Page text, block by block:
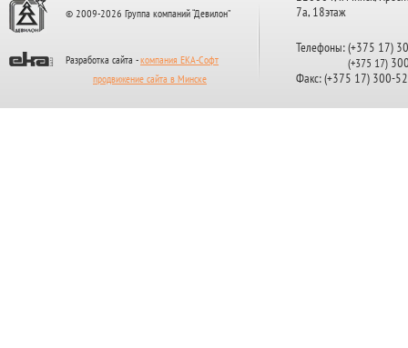
© 2009-2026 Группа компаний “Девилон”
Разработка сайта - компания ЕКА-Софт
продвижение сайта в Минске
7а, 18этаж
Телефоны: (+375 17)
(+375 17)
Факс: (+375 17) 300-